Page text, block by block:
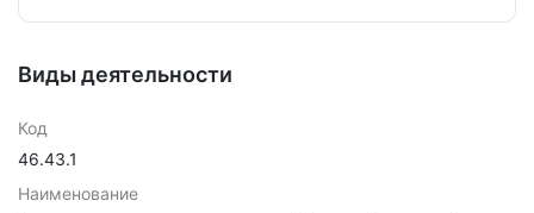
Виды деятельности
Код
46.43.1
Наименование